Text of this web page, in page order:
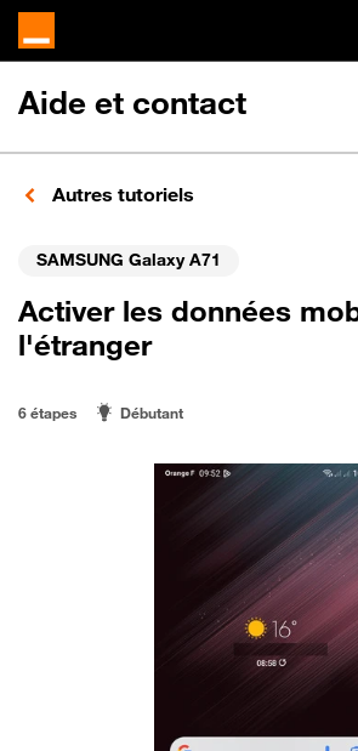
Aide et contact
Autres tutoriels
SAMSUNG Galaxy A71
Activer les données
l'étranger
6 étapes Débutant